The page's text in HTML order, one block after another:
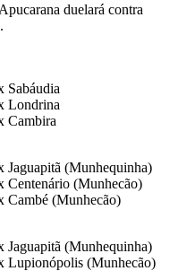
duelará contra
Sabáudia
Londrina
Cambira
Jaguapitã (Munhequinha)
Centenário (Munhecão)
Cambé (Munhecão)
Jaguapitã (Munhequinha)
Lupionópolis (Munhecão)